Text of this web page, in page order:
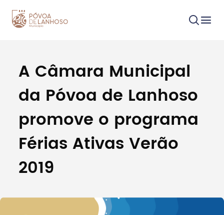
Procurar
Tipo de conteúdo
A Câmara Municipal
da Póvoa de Lanhoso
promove o programa
Férias Ativas Verão
2019